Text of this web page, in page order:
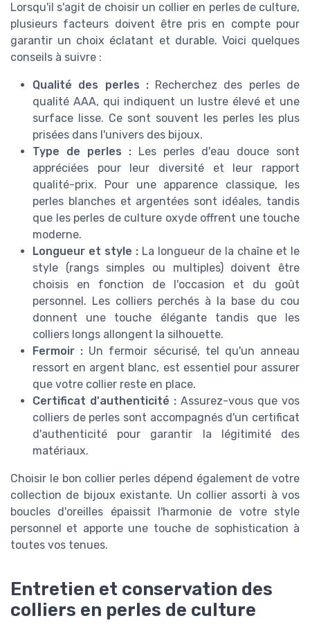
Lorsqu'il s'agit de choisir un collier en perles de culture,
plusieurs facteurs doivent être pris en compte pour
garantir un choix éclatant et durable. Voici quelques
conseils à suivre :
Qualité des perles :Recherchez des perles de
qualité AAA, qui indiquent un lustre élevé et une
surface lisse. Ce sont souvent les perles les plus
prisées dans l'univers des bijoux.
Type de perles : Les perles d'eau douce sont
appréciées pour leur diversité et leur rapport
qualité-prix. Pour une apparence classique, les
perles blanches et argentées sont idéales, tandis
que les perles de culture oxyde offrent une touche
moderne.
Longueur et style : La longueur de la chaîne et le
style (rangs simples ou multiples) doivent être
choisis en fonction de l'occasion et du goût
personnel. Les colliers perchés à la base du cou
donnent une touche élégante tandis que les
colliers longs allongent la silhouette.
Fermoir : Un fermoir sécurisé, tel qu'un anneau
ressort en argent blanc, est essentiel pour assurer
que votre collier reste en place.
Certificat d'authenticité : Assurez-vous que vos
colliers de perles sont accompagnés d'un certificat
d'authenticité pour garantir la légitimité des
matériaux.
Choisir le bon collier perles dépend également de votre
collection de bijoux existante. Un collier assorti à vos
boucles d'oreilles épaissit l'harmonie de votre style
personnel et apporte une touche de sophistication à
toutes vos tenues.
Entretien et conservation des
colliers en perles de culture